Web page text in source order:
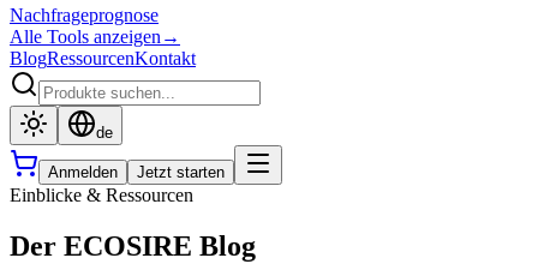
Nachfrageprognose
Alle Tools anzeigen →
BlogRessourcenKontakt
de
Anmelden Jetzt starten
Einblicke & Ressourcen
Der ECOSIRE Blog